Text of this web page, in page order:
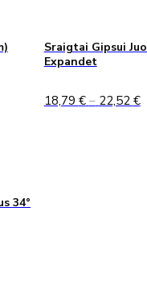
Sraigtai Gipsui
Expandet
18,79 € – 22,52 €
34°